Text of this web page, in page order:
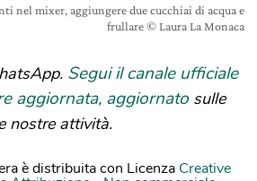
nel mixer, aggiungere due cucchiai di acqua e
frullare © Laura La Monaca
Segui il canale ufficiale
aggiornata, aggiornato sulle
nostre attività.
è distribuita con Licenza Creative